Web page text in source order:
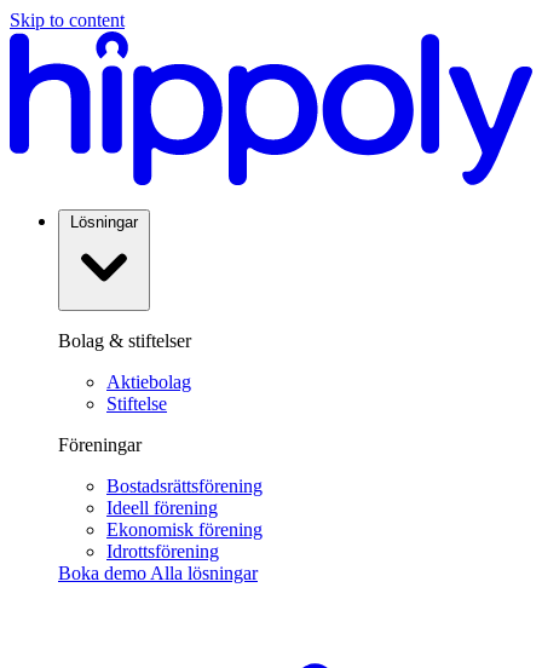
Skip to content
Lösningar
Bolag & stiftelser
Aktiebolag
Stiftelse
Föreningar
Bostadsrättsförening
Ideell förening
Ekonomisk förening
Idrottsförening
Boka demo Alla lösningar